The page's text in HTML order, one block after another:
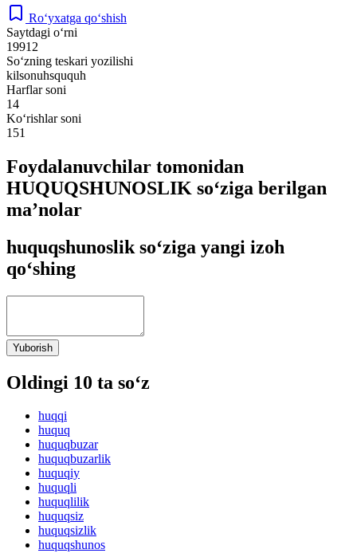
Ro‘yxatga qo‘shish
Saytdagi o‘rni
19912
So‘zning teskari yozilishi
kilsonuhsququh
Harflar soni
14
Ko‘rishlar soni
151
Foydalanuvchilar tomonidan
HUQUQSHUNOSLIK so‘ziga berilgan
ma’nolar
huquqshunoslik so‘ziga yangi izoh
qo‘shing
Yuborish
Oldingi 10 ta so‘z
huqqi
huquq
huquqbuzar
huquqbuzarlik
huquqiy
huquqli
huquqlilik
huquqsiz
huquqsizlik
huquqshunos